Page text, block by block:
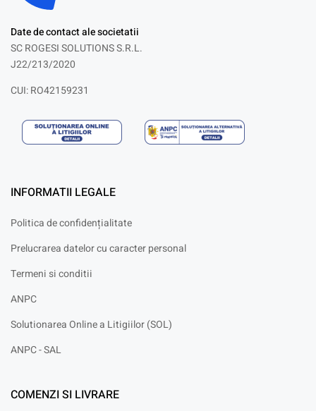
Date de contact ale societatii
SC ROGESI SOLUTIONS S.R.L.
J22/213/2020
CUI: RO42159231
INFORMATII LEGALE
Politica de confidențialitate
Prelucrarea datelor cu caracter personal
Termeni si conditii
ANPC
Solutionarea Online a Litigiilor (SOL)
ANPC - SAL
COMENZI SI LIVRARE